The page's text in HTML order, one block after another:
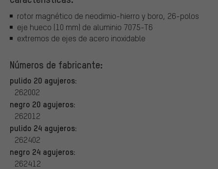
rotor magnético de neodimio-hierro y boro, 26-polos
eje hueco (10 mm) de aluminio 7075-T6
extremos de ejes de acero inoxidable
Números de fabricante:
pulido 20 agujeros:
262002
negro 20 agujeros:
262012
pulido 24 agujeros:
262402
negro 24 agujeros:
262412